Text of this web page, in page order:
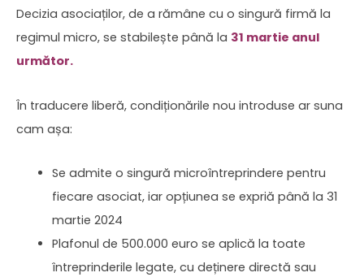
Decizia asociaților, de a rămâne cu o singură firmă la
regimul micro, se stabilește până la 31 martie anul
următor.
În traducere liberă, condiționările nou introduse ar suna
cam așa:
Se admite o singură microîntreprindere pentru
fiecare asociat, iar opțiunea se expriă până la 31
martie 2024
Plafonul de 500.000 euro se aplică la toate
întreprinderile legate, cu deținere directă sau